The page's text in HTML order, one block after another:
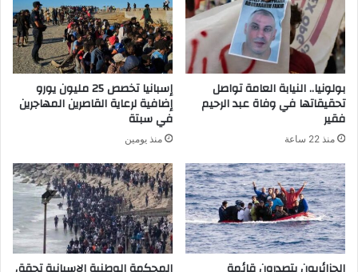
بولونيا.. النيابة العامة تواصل
تحقيقاتها في وفاة عبد الرحيم
فقير
منذ 22 ساعة
إسبانيا تخصص 25 مليون يورو
إضافية لرعاية القاصرين المهاجرين
في سبتة
منذ يومين